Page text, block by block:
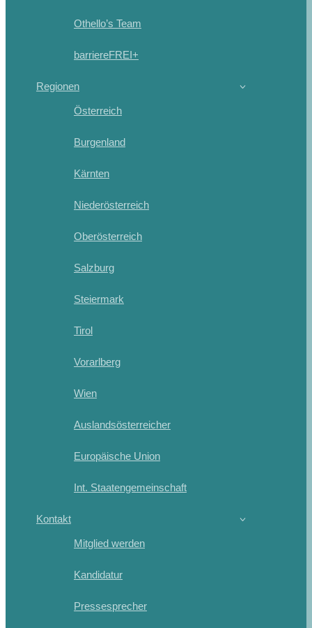
Othello’s Team
barriereFREI+
Regionen
Österreich
Burgenland
Kärnten
Niederösterreich
Oberösterreich
Salzburg
Steiermark
Tirol
Vorarlberg
Wien
Auslandsösterreicher
Europäische Union
Int. Staatengemeinschaft
Kontakt
Mitglied werden
Kandidatur
Pressesprecher